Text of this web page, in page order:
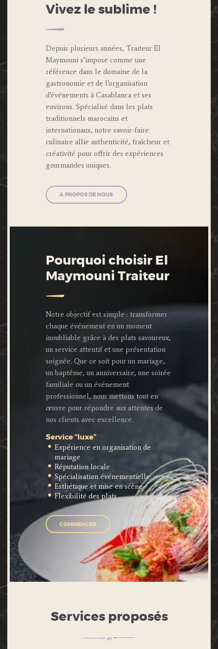
Vivez le sublime !
Depuis plusieurs années, Traiteur El
Maymouni s’impose comme une
référence dans le domaine de la
gastronomie et de l’organisation
d’événements à Casablanca et ses
environs. Spécialisé dans les plats
traditionnels marocains et
internationaux, notre savoir-faire
culinaire allie authenticité, fraîcheur et
créativité pour offrir des expériences
gourmandes uniques.
A PROPOS DE NOUS
Pourquoi choisir El
Maymouni Traiteur
Notre objectif est simple : transformer
chaque événement en un moment
inoubliable grâce à des plats savoureux,
un service attentif et une présentation
soignée. Que ce soit pour un mariage,
un baptême, un anniversaire, une soirée
familiale ou un événement
professionnel, nous mettons tout en
œuvre pour répondre aux attentes de
nos clients avec excellence.
Service “luxe”
Expérience en organisation de
mariage
Réputation locale
Spécialisation événementielle
Esthétique et mise en scène
Flexibilité des plats
COMMENCER
Services proposés